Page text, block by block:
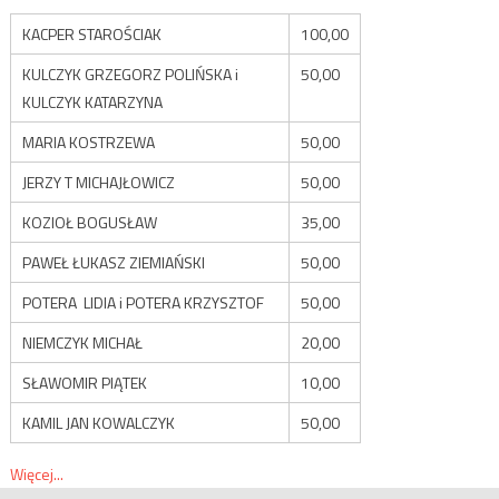
KACPER STAROŚCIAK
100,00
KULCZYK GRZEGORZ POLIŃSKA i
KULCZYK KATARZYNA
50,00
MARIA KOSTRZEWA
50,00
JERZY T MICHAJŁOWICZ
50,00
KOZIOŁ BOGUSŁAW
35,00
PAWEŁ ŁUKASZ ZIEMIAŃSKI
50,00
POTERA LIDIA i POTERA KRZYSZTOF
50,00
NIEMCZYK MICHAŁ
20,00
SŁAWOMIR PIĄTEK
10,00
KAMIL JAN KOWALCZYK
50,00
Więcej...